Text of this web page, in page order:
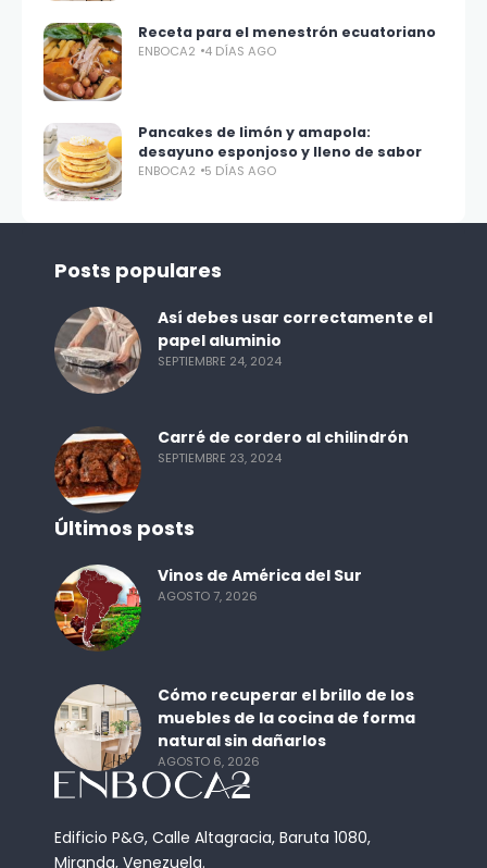
Receta para el menestrón ecuatoriano
ENBOCA2 4 DÍAS AGO
Pancakes de limón y amapola:
desayuno esponjoso y lleno de sabor
ENBOCA2 5 DÍAS AGO
Edificio P&G, Calle Altagracia, Baruta 1080,
Miranda, Venezuela.
Posts populares
Así debes usar correctamente el
papel aluminio
SEPTIEMBRE 24, 2024
Carré de cordero al chilindrón
SEPTIEMBRE 23, 2024
Últimos posts
Vinos de América del Sur
AGOSTO 7, 2026
Cómo recuperar el brillo de los
muebles de la cocina de forma
natural sin dañarlos
AGOSTO 6, 2026